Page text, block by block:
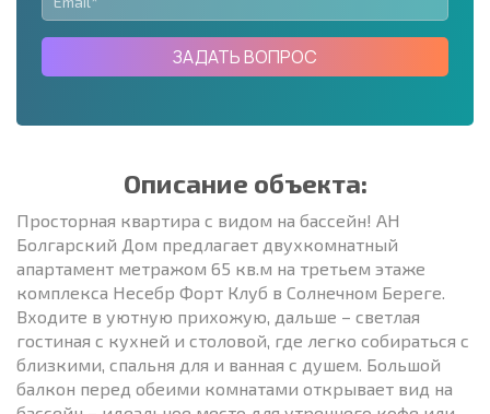
ЗАДАТЬ ВОПРОС
Описание объекта:
Просторная квартира с видом на бассейн! АН
Болгарский Дом предлагает двухкомнатный
апартамент метражом 65 кв.м на третьем этаже
комплекса Несебр Форт Клуб в Солнечном Береге.
Входите в уютную прихожую, дальше – светлая
гостиная с кухней и столовой, где легко собираться с
близкими, спальня для и ванная с душем. Большой
балкон перед обеими комнатами открывает вид на